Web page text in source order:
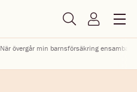
När övergår min barnsförsäkring